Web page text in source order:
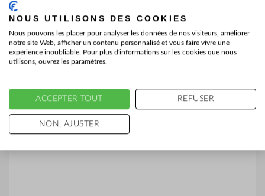
NOUS UTILISONS DES COOKIES
Nous pouvons les placer pour analyser les données de nos visiteurs, améliorer
notre site Web, afficher un contenu personnalisé et vous faire vivre une
expérience inoubliable. Pour plus d'informations sur les cookies que nous
utilisons, ouvrez les paramètres.
ACCEPTER TOUT REFUSER
NON, AJUSTER